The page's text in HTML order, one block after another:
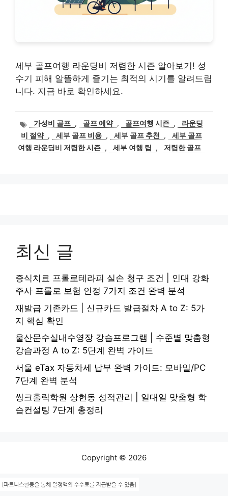
세부 골프여행 라운딩비 저렴한 시즌 알아보기! 성
수기 피해 알뜰하게 즐기는 최적의 시기를 알려드립
니다. 지금 바로 확인하세요.
태
그
가성비 골프 , 골프 예약 , 골프여행 시즌 ,
라운딩
비 절약 , 세부 골프 비용 , 세부 골프 추천 ,
세부 골프
여행 라운딩비 저렴한 시즌 , 세부 여행 팁 , 저렴한 골프
최신 글
증식치료 프롤로테라피 실손 청구 조건 | 인대 강화
주사 프롤로 보험 인정 7가지 조건 완벽 분석
재발급 기존카드 | 신규카드 발급절차 A to Z: 5가
지 핵심 확인
울산문수실내수영장 강습프로그램 | 수준별 맞춤형
강습과정 A to Z: 5단계 완벽 가이드
서울 eTax 자동차세 납부 완벽 가이드: 모바일/PC
7단계 완벽 분석
씽크홀릭학원 상현동 성적관리 | 일대일 맞춤형 학
습컨설팅 7단계 총정리
Copyright © 2026